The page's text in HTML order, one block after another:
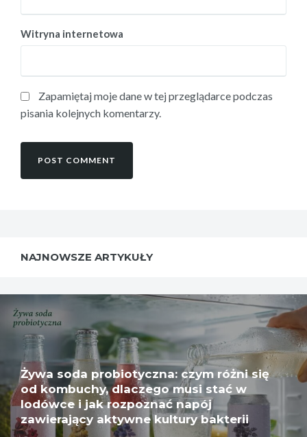
Witryna internetowa
Zapamiętaj moje dane w tej przeglądarce podczas
pisania kolejnych komentarzy.
NAJNOWSZE ARTYKUŁY
Żywa soda probiotyczna: czym różni się
od kombuchy, dlaczego musi stać w
lodówce i jak rozpoznać napój
zawierający aktywne kultury bakterii